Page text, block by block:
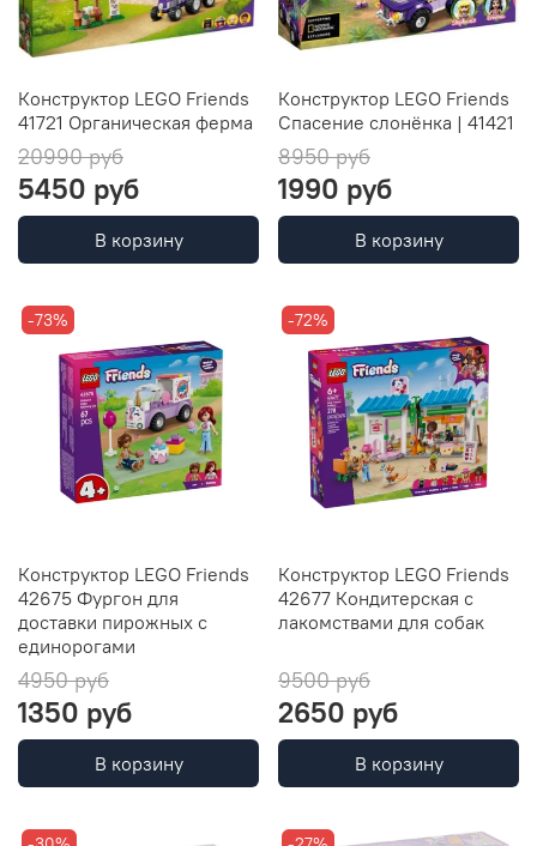
Конструктор LEGO Friends
41721 Органическая ферма
20990 руб
5450 руб
В корзину
Конструктор LEGO Friends
Спасение слонёнка | 41421
8950 руб
1990 руб
В корзину
-73%
Конструктор LEGO Friends
42675 Фургон для
доставки пирожных с
единорогами
4950 руб
1350 руб
В корзину
-72%
Конструктор LEGO Friends
42677 Кондитерская с
лакомствами для собак
9500 руб
2650 руб
В корзину